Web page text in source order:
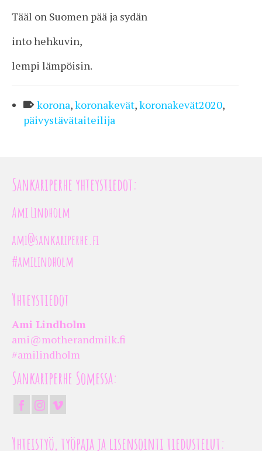
Tääl on Suomen pää ja sydän
into hehkuvin,
lempi lämpöisin.
korona,koronakevät,koronakevät2020,
päivystävätaiteilija
Sankariperhe yhteystiedot:
Ami Lindholm
ami@sankariperhe.fi
#amilindholm
Yhteystiedot
Ami Lindholm
ami@motherandmilk.fi
#amilindholm
Sankariperhe Somessa:
Yhteistyö, työpaja ja lisensointi tiedustelut: